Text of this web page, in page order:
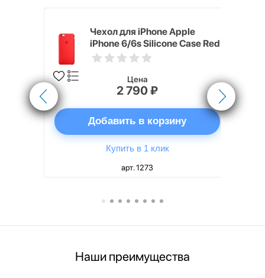
Чехол для iPhone Apple
iPhone 6/6s Silicone Case Red
Цена
2 790 ₽
Добавить в корзину
Купить в 1 клик
арт. 1273
Наши преимущества